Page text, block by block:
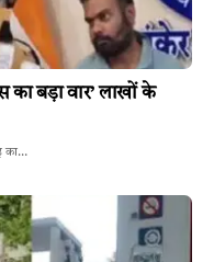
बड़ा वार’ लाखों के
का…